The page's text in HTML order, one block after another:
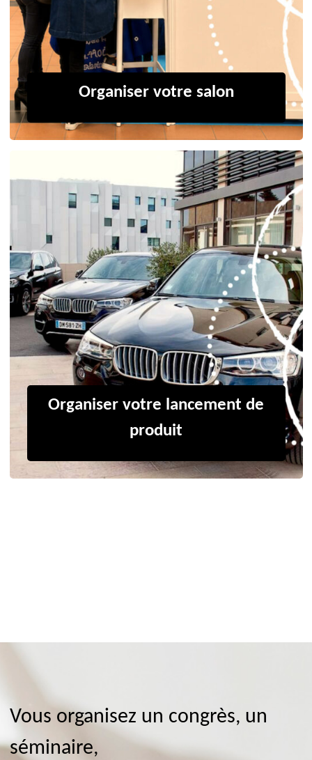
Organiser votre salon
Organiser votre lancement de
produit
Vous organisez un congrès, un
séminaire,